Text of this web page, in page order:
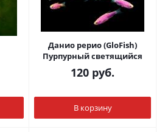
Данио рерио (GloFish)
Пурпурный светящийся
120 руб.
В корзину